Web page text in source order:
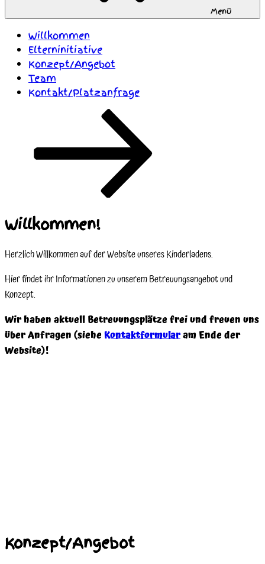
Menü
Willkommen
Elterninitiative
Konzept/Angebot
Team
Kontakt/Platzanfrage
Willkommen!
Herzlich Willkommen auf der Website unseres Kinderladens.
Hier findet ihr Informationen zu unserem Betreuungsangebot und
Konzept.
Wir haben aktuell Betreuungsplätze frei und freuen uns
über Anfragen (sieheKontaktformularam Ende der
Website)!
Konzept/Angebot